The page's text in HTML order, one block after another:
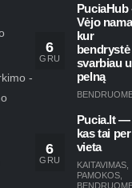
-
6
GRU
PuciaHub
Vėjo
kur
bendrystė
svarbiau
pelną
6
GRU
Pucia.lt —
kas tai per
vieta
KAITAVIMAS
PAMOKOS